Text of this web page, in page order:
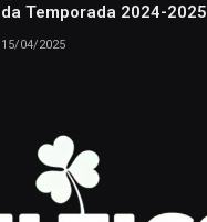
da Temporada 2024-2025
15/04/2025